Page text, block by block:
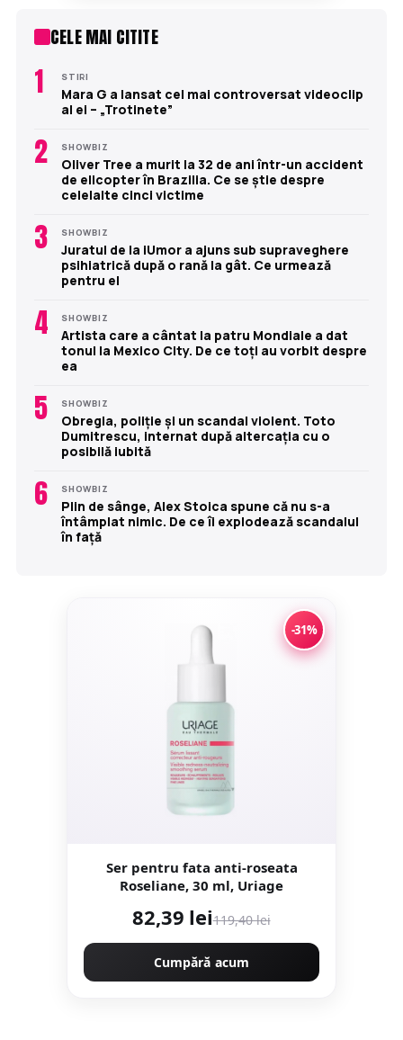
CELE MAI CITITE
1 STIRI
Mara G a lansat cel mai controversat videoclip
al ei – „Trotinete”
2 SHOWBIZ
Oliver Tree a murit la 32 de ani într-un accident
de elicopter în Brazilia. Ce se știe despre
celelalte cinci victime
3 SHOWBIZ
Juratul de la iUmor a ajuns sub supraveghere
psihiatrică după o rană la gât. Ce urmează
pentru el
4 SHOWBIZ
Artista care a cântat la patru Mondiale a dat
tonul la Mexico City. De ce toți au vorbit despre
ea
5 SHOWBIZ
Obregia, poliție și un scandal violent. Toto
Dumitrescu, internat după altercația cu o
posibilă iubită
6 SHOWBIZ
Plin de sânge, Alex Stoica spune că nu s-a
întâmplat nimic. De ce îi explodează scandalul
în față
-31%
Ser pentru fata anti-roseata
Roseliane, 30 ml, Uriage
82,39 lei119,40 lei
Cumpără acum